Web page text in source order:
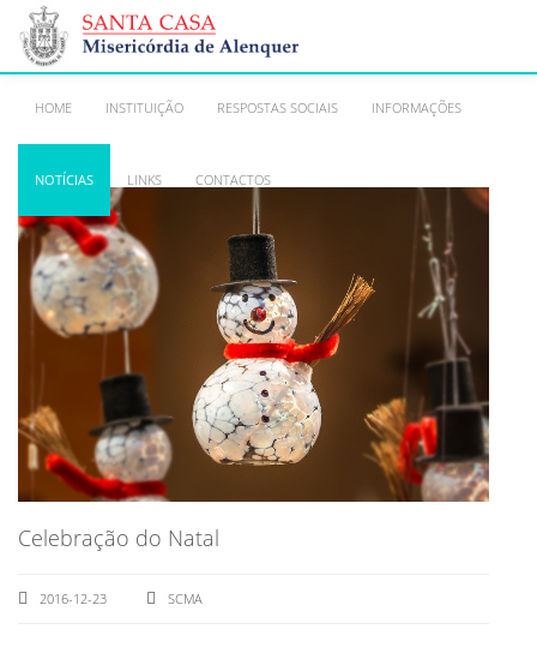
HOME INSTITUIÇÃO RESPOSTAS SOCIAIS INFORMAÇÕES
NOTÍCIAS LINKS CONTACTOS
Celebração do Natal
2016-12-23 SCMA